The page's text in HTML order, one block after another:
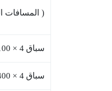
( المسافات
سباق 4 × 100م تتابع
سباق 4 × 400م تتابع